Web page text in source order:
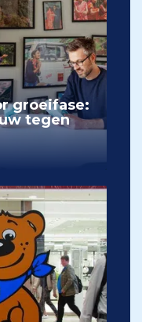
groeifase:
tegen